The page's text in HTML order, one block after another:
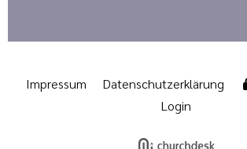
Impressum Datenschutzerklärung
Login